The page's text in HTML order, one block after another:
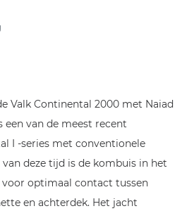
Valk Continental 2000 met Naiad
een van de meest recent
I -series met conventionele
deze tijd is de kombuis in het
optimaal contact tussen
en achterdek. Het jacht